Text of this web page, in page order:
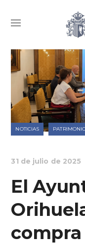
NOTICIAS
31 de julio de 2025
El